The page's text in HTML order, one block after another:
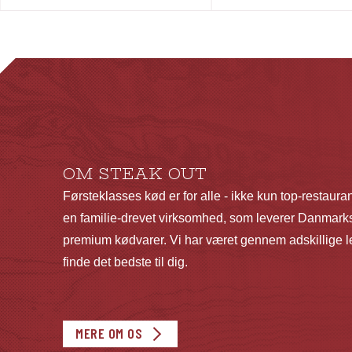
varianter.
Mulighederne
kan
vælges
på
varesidenOM STEAK OUT
Førsteklasses kød er for alle - ikke kun top-
en familie-drevet virksomhed, som leverer
premium kødvarer. Vi har været gennem adskillige
finde det bedste til dig.
MERE OM OS